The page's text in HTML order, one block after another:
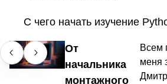
С чего начать изучение
От
начальника
монтажного
Всем
меня